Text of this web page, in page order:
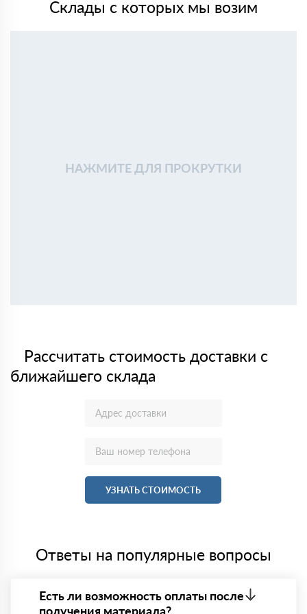
Склады с которых мы возим
НАЖМИТЕ ДЛЯ ПРОКРУТКИ
Рассчитать стоимость доставки с
ближайшего склада
УЗНАТЬ СТОИМОСТЬ
Ответы на популярные вопросы
Есть ли возможность оплаты после
получения материала?